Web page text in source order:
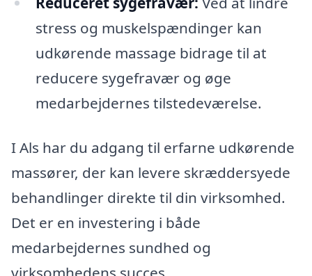
stress og muskelspændinger kan
udkørende massage bidrage til at
reducere sygefravær og øge
medarbejdernes tilstedeværelse.
I Als har du adgang til erfarne udkørende
massører, der kan levere skræddersyede
behandlinger direkte til din virksomhed.
Det er en investering i både
medarbejdernes sundhed og